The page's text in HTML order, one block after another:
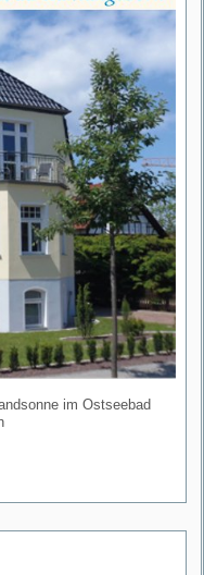
im Ostseebad